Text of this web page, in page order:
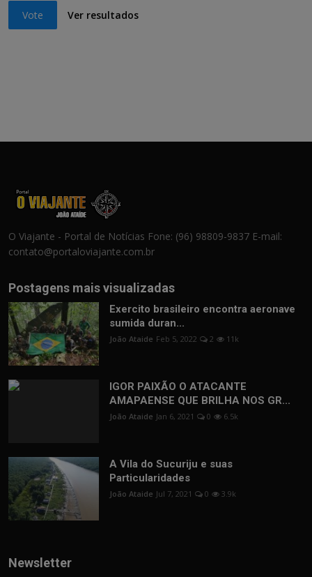
Vote Ver resultados
O Viajante - Portal de Notícias Fone: (96) 98809-9837 E-mail:
contato@portaloviajante.com.br
Postagens mais visualizadas
Exercito brasileiro encontra aeronave
sumida duran...
João Ataide Feb 5, 2022 2 11k
IGOR PAIXÃO O ATACANTE
AMAPAENSE QUE BRILHA NOS GR...
João Ataide Jan 6, 2021 0 6.5k
A Vila do Sucuriju e suas
Particularidades
João Ataide Jul 7, 2021 0 3.9k
Newsletter